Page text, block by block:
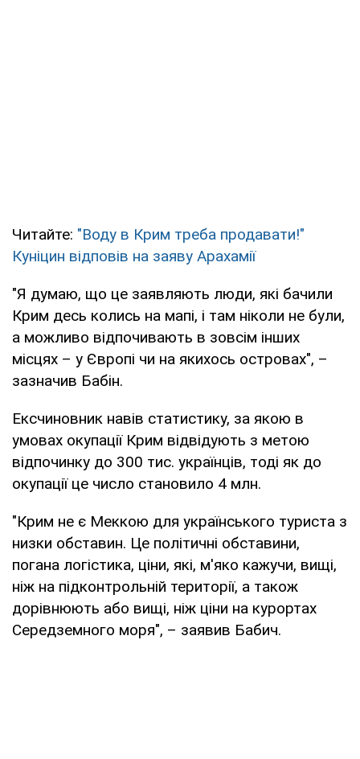
Читайте: "Воду в Крим треба продавати!"
Куніцин відповів на заяву Арахамії
"Я думаю, що це заявляють люди, які бачили
Крим десь колись на мапі, і там ніколи не були,
а можливо відпочивають в зовсім інших
місцях – у Європі чи на якихось островах", –
зазначив Бабін.
Ексчиновник навів статистику, за якою в
умовах окупації Крим відвідують з метою
відпочинку до 300 тис. українців, тоді як до
окупації це число становило 4 млн.
"Крим не є Меккою для українського туриста з
низки обставин. Це політичні обставини,
погана логістика, ціни, які, м'яко кажучи, вищі,
ніж на підконтрольній території, а також
дорівнюють або вищі, ніж ціни на курортах
Середземного моря", – заявив Бабич.